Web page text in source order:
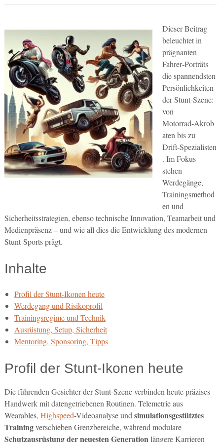
Dieser Beitrag
beleuchtet in
prägnanten
Fahrer‑Porträts
die spannendsten
Persönlichkeiten
der Stunt‑Szene:
von
Motorrad‑Akrob
aten bis zu
Drift‑Spezialisten
. Im Fokus
stehen
Werdegänge,
Trainingsmethod
en und
Sicherheitsstrategien, ebenso technische Innovation, Teamarbeit und
Medienpräsenz – und wie all dies die Entwicklung des modernen
Stunt‑Sports prägt.
Inhalte
Profil der Stunt-Ikonen heute
Werdegang und Risikoprofil
Trainingsregime und Technik
Ausrüstung, Setup, Sicherheit
Mentoring, Sponsoring, Tipps
Profil der Stunt-Ikonen heute
Die führenden Gesichter der Stunt-Szene verbinden heute präzises
Handwerk mit datengetriebenen Routinen. Telemetrie aus
Wearables, Highspeed-Videoanalyse undsimulationsgestütztes
Trainingverschieben Grenzbereiche, während modulare
Schutzausrüstung der neuesten Generationlängere Karrieren